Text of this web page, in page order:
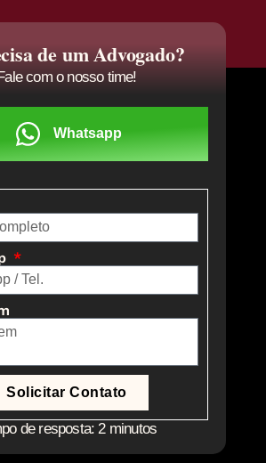
de um Advogado?
com o nosso time!
Whatsapp
Solicitar Contato
de resposta: 2 minutos